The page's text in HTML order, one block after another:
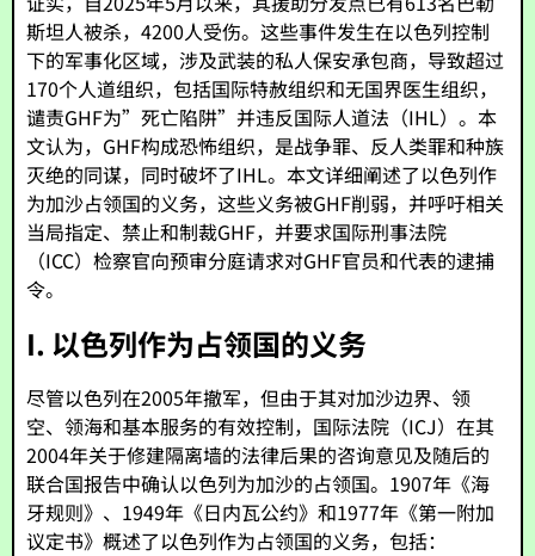
斯坦人被杀，4200人受伤。这些事件发生在以色列控制
下的军事化区域，涉及武装的私人保安承包商，导致超过
170个人道组织，包括国际特赦组织和无国界医生组织，
谴责GHF为”死亡陷阱”并违反国际人道法（IHL）。本
文认为，GHF构成恐怖组织，是战争罪、反人类罪和种族
灭绝的同谋，同时破坏了IHL。本文详细阐述了以色列作
为加沙占领国的义务，这些义务被GHF削弱，并呼吁相关
当局指定、禁止和制裁GHF，并要求国际刑事法院
（ICC）检察官向预审分庭请求对GHF官员和代表的逮捕
令。
I. 以色列作为占领国的义务
尽管以色列在2005年撤军，但由于其对加沙边界、领
空、领海和基本服务的有效控制，国际法院（ICJ）在其
2004年关于修建隔离墙的法律后果的咨询意见及随后的
联合国报告中确认以色列为加沙的占领国。1907年《海
牙规则》、1949年《日内瓦公约》和1977年《第一附加
议定书》概述了以色列作为占领国的义务，包括：